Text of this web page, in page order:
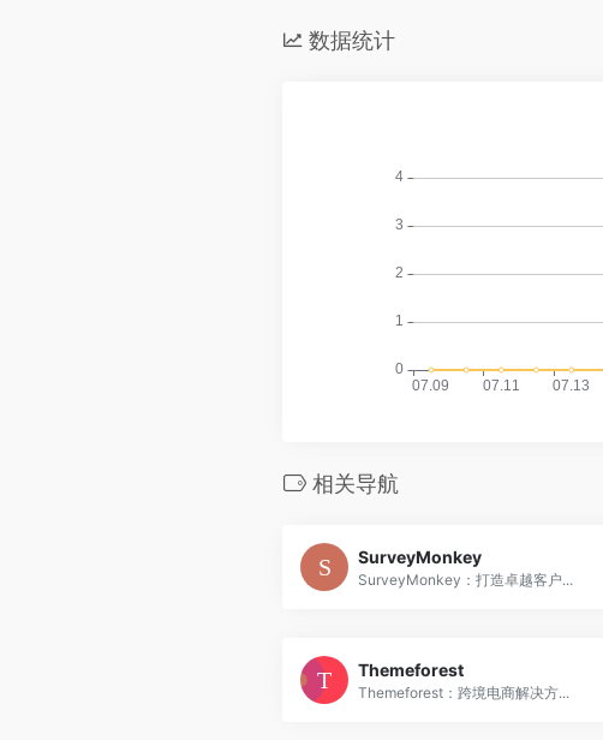
数据统计
相关导航
SurveyMonkey
SurveyMonkey：打造卓越客户...
Themeforest
Themeforest：跨境电商解决方...